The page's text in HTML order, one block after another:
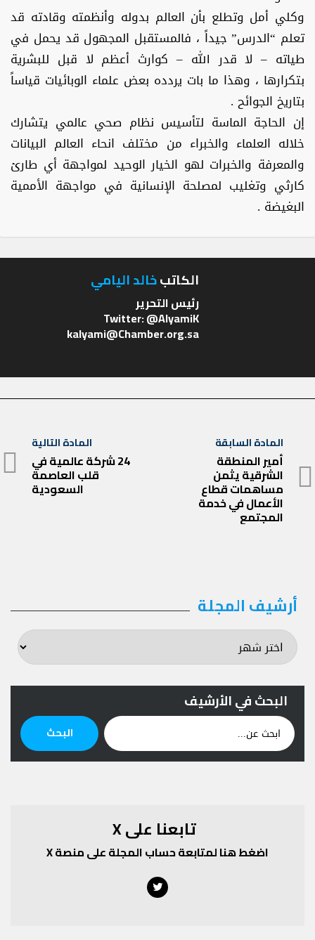
وكلي أمل وتطلع بأن العالم بدوله وأنظمته وقادته قد
تعلم “الدرس” جيداً ، فالمستقبل المجهول قد يحمل في
طياته – لا قدر الله – كوارث أعظم لا قبل للبشرية
بتكرارها ، وهذا ما بات يردده بعض علماء الوبائيات قياساً
بتاريخ الجوائح .
إن الحاجة الماسة لتأسيس نظام صحي عالمي يتشارك
خلاله العلماء والخبراء من مختلف انحاء العالم البيانات
والمعرفة والخبرات لهو الخيار الوحيد لمواجهة أي طارئ
كارثي وتغليب لمصلحة الإنسانية في مواجهة الأممية
البغيضة .
الكاتبخالد اليامي
kalyami@Chamber.org.sa
تصفّح
المقالات
المادة السابقة
المادة
السابقة
أمير المنطقة
الشرقية يثمن
مساهمات قطاع
الأعمال في خدمة
المجتمع
المادة التالية
المادة
التالية
24 شركة عالمية في
قلب العاصمة
السعودية
أرشيف المجلة أرشيف
المجلة
البحث في الأرشيف
عن:
البحث
تابعنا على X
اضغط هنا لمتابعة حساب المجلة على منصة X
Twitter